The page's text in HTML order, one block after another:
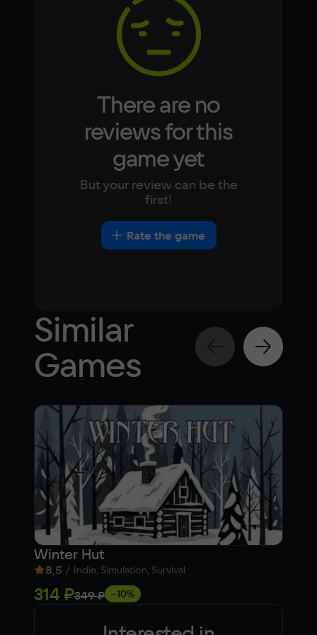
Japanese
There are no
reviews for this
game yet
But your review can be the
first!
Rate the game
Similar
Games
Winter Hut
8,5 / Indie, Simulation, Survival
314 ₽349 ₽ −10%